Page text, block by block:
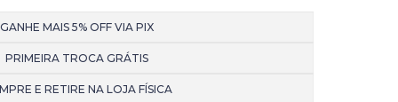
GANHE MAIS 5% OFF VIA PIX
PRIMEIRA TROCA GRÁTIS
E RETIRE NA LOJA FÍSICA